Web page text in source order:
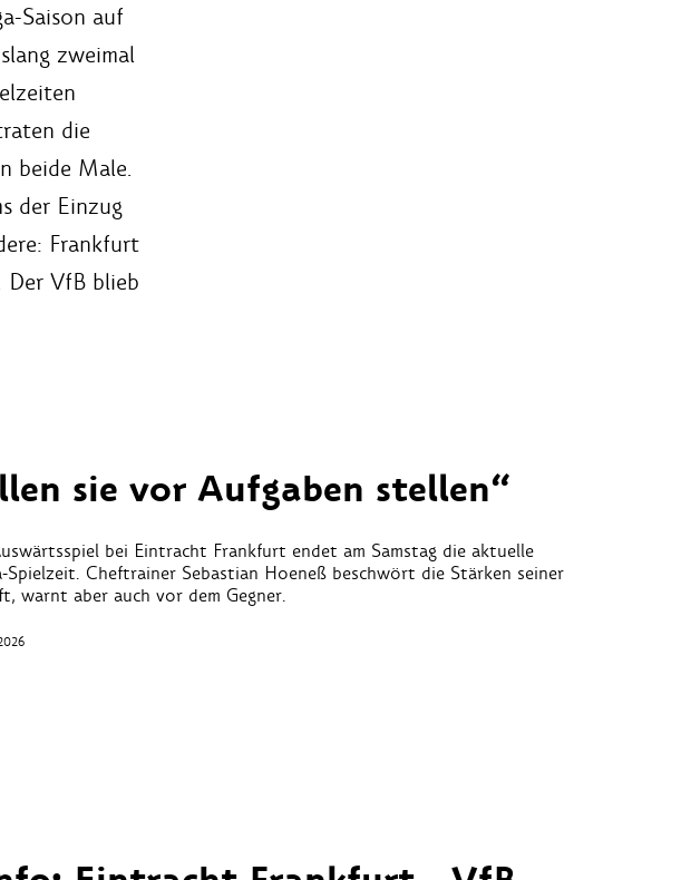
Saison auf
zweimal
die
beide Male.
der Einzug
Frankfurt
Der VfB blieb
sie vor Aufgaben stellen“
bei Eintracht Frankfurt endet am Samstag die aktuelle
Spielzeit. Cheftrainer Sebastian Hoeneß beschwört die Stärken seiner
warnt aber auch vor dem Gegner.